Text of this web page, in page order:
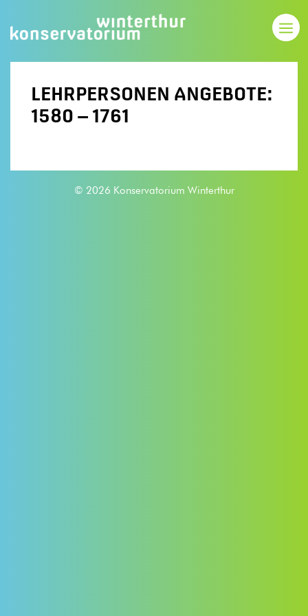
LEHRPERSONEN ANGEBOTE:
1580 – 1761
© 2026 Konservatorium Winterthur